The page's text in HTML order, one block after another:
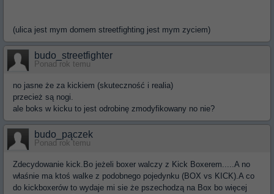
(ulica jest mym domem streetfighting jest mym zyciem)
budo_streetfighter
Ponad rok temu
no jasne że za kickiem (skuteczność i realia)
przecież są nogi.
ale boks w kicku to jest odrobinę zmodyfikowany no nie?
budo_pączek
Ponad rok temu
Zdecydowanie kick.Bo jeżeli boxer walczy z Kick Boxerem.....A no
właśnie ma ktoś walke z podobnego pojedynku (BOX vs KICK).A co
do kickboxerów to wydaje mi sie że pszechodzą na Box bo więcej